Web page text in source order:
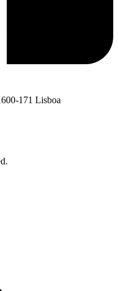
171 Lisboa